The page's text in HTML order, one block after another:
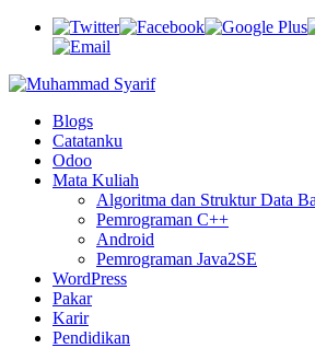
Blogs
Catatanku
Odoo
Mata Kuliah
Algoritma dan Struktur Data
Pemrograman C++
Android
Pemrograman Java2SE
WordPress
Pakar
Karir
Pendidikan